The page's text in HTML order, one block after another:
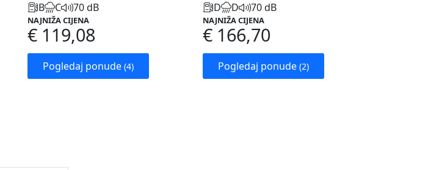
B C 70 dB
NAJNIŽA CIJENA
€ 119,08
Pogledaj ponude (4)
D D 70 dB
NAJNIŽA CIJENA
€ 166,70
Pogledaj ponude (2)